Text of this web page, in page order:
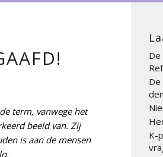
term, vanwege het
beeld van. Zij
is aan de mensen
K-